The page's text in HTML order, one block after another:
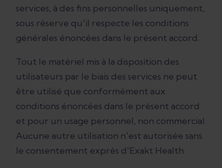
services, à des fins personnelles uniquement,
sous réserve qu'il respecte les conditions
générales énoncées dans le présent accord.
Tout le matériel mis à la disposition des
utilisateurs par le biais des services ne peut
être utilisé que conformément aux
conditions énoncées dans le présent accord
et pour un usage personnel, non commercial.
Aucune autre utilisation n'est autorisée sans
le consentement exprès d'Exakt Health.